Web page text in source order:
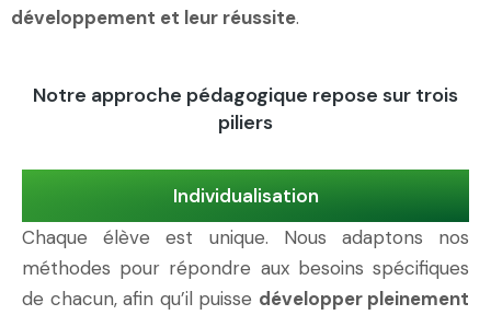
développement et leur réussite.
Notre approche pédagogique repose sur trois
piliers
Individualisation
Chaque élève est unique. Nous adaptons nos
méthodes pour répondre aux besoins spécifiques
de chacun, afin qu’il puisse développer pleinement